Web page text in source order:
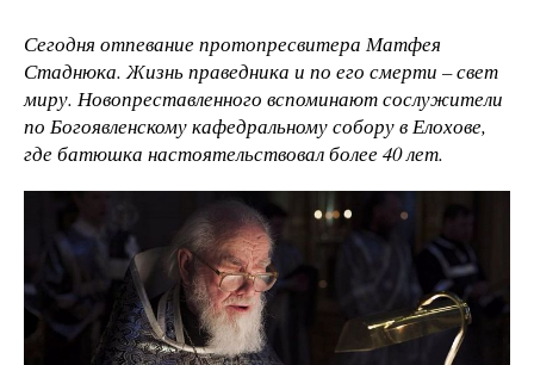
Сегодня отпевание протопресвитера Матфея
Стаднюка. Жизнь праведника и по его смерти – свет
миру. Новопреставленного вспоминают сослужители
по Богоявленскому кафедральному собору в Елохове,
где батюшка настоятельствовал более 40 лет.